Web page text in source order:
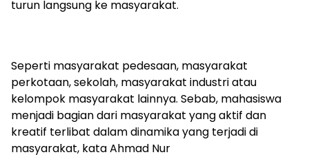
turun langsung ke masyarakat.
Seperti masyarakat pedesaan, masyarakat
perkotaan, sekolah, masyarakat industri atau
kelompok masyarakat lainnya. Sebab, mahasiswa
menjadi bagian dari masyarakat yang aktif dan
kreatif terlibat dalam dinamika yang terjadi di
masyarakat, kata Ahmad Nur